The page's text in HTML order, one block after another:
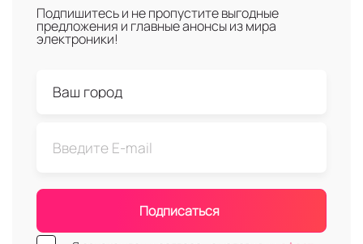
Подпишитесь и не пропустите выгодные
предложения и главные анонсы из мира
электроники!
Подписаться